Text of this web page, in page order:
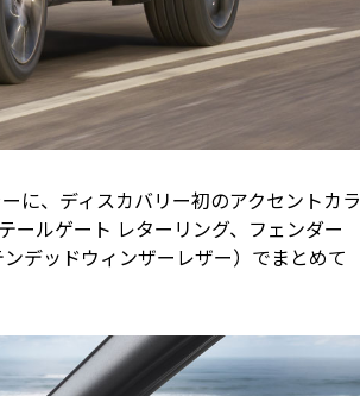
に、ディスカバリー初のアクセントカラ
ールゲート レターリング、フェンダー
デッドウィンザーレザー）でまとめて